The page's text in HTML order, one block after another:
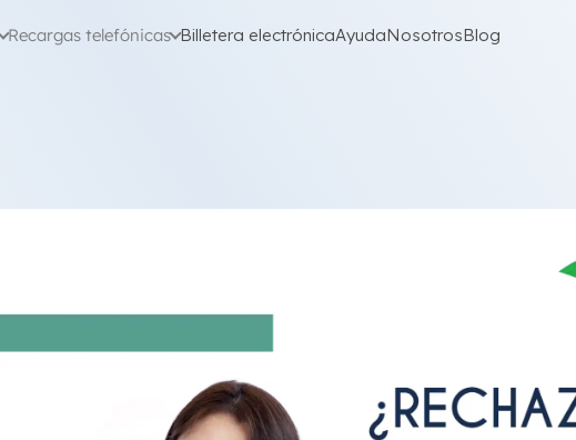
Recargas telefónicas Billetera electrónicaAyudaNosotrosBlog